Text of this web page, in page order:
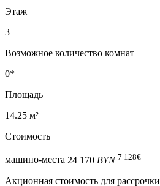
Этаж
3
Возможное количество комнат
0*
Площадь
14.25 м²
Стоимость
машино-места 24 170 BYN 7 128€
Акционная стоимость для рассрочки